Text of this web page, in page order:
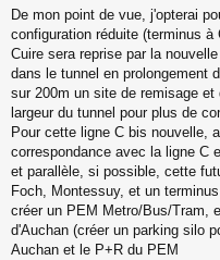
De mon point de vue, j'opterai
configuration réduite (terminus
Cuire sera reprise par la
dans le tunnel en prolongement
sur 200m un site de remisage
largeur du tunnel pour plus de
Pour cette ligne C bis nouvelle,
correspondance avec la ligne C
et parallèle, si possible, cette
Foch, Montessuy, et un
créer un PEM Metro/Bus/Tram,
d'Auchan (créer un parking silo
Auchan et le P+R du PEM